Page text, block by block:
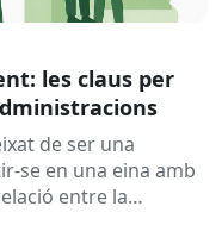
les claus per
de ser una
se en una eina amb
entre la